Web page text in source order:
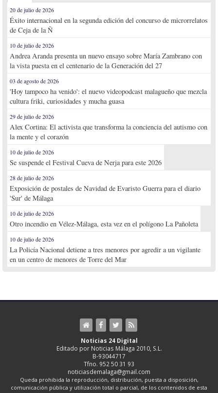
20 de julio de 2026
Éxito internacional en la segunda edición del concurso de microrrelatos
de Ceja de la Ñ
10 de julio de 2026
Andrea Aranda presenta un nuevo ensayo sobre María Zambrano con
la vista puesta en el centenario de la Generación del 27
03 de agosto de 2026
'Hoy tampoco ha venido': el nuevo videopodcast malagueño que mezcla
cultura friki, curiosidades y mucha guasa
29 de julio de 2026
Alex Cortina: El activista que transforma la conciencia del autismo con
la mente y el corazón
10 de julio de 2026
Se suspende el Festival Cueva de Nerja para este 2026
28 de julio de 2026
Exposición de postales de Navidad de Evaristo Guerra para el diario
'Sur' de Málaga
10 de julio de 2026
Otro incendio en Vélez-Málaga, esta vez en el polígono La Pañoleta
10 de julio de 2026
La Policía Nacional detiene a tres menores por agredir a un vigilante
en un centro de menores de Torre del Mar
Noticias 24 Digital
Editado por Noticias Málaga 2010, S.L.
B-93044717
Tfno. 952 50 31 93
noticiasdemalaga@gmail.com
Queda prohibida la reproducción, distribución, puesta a disposición,
comunicación pública y utilización total o parcial, de los contenidos de esta